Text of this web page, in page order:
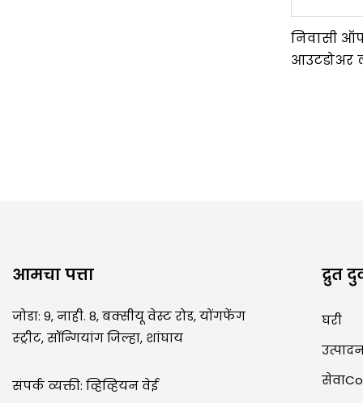
निवासी
आउटडोअर
आमचा पत्ता
जोडा: 9, नाही. 8, बक्सीयू वेस्ट रोड, योंगफेंग
स्ट्रीट, सॉन्गियांग जिल्हा, शांघाय
संपर्क व्यक्ती: व्हिव्हियन वेई
द्रुत
घरी